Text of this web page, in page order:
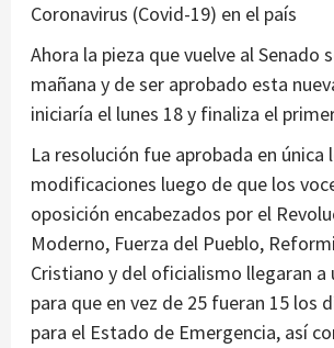
Coronavirus (Covid-19) en el país
Ahora la pieza que vuelve al Senado
mañana y de ser aprobado esta
iniciaría el lunes 18 y finaliza el
La resolución fue aprobada en única
modificaciones luego de que los
oposición encabezados por el
Moderno, Fuerza del Pueblo,
Cristiano y del oficialismo llegaran a
para que en vez de 25 fueran 15 los
para el Estado de Emergencia, así